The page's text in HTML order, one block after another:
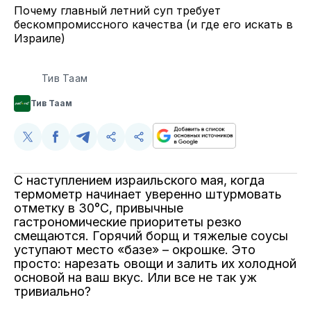
Почему главный летний суп требует
бескомпромиссного качества (и где его искать в
Израиле)
Тив Таам
Тив Таам
Поделиться
Twitter
Поделиться
Facebook
Поделиться
Telegram
Поделиться
WhatsApp
Скопируйте
поделитесь
ссылкой
С наступлением израильского мая, когда
термометр начинает уверенно штурмовать
отметку в 30°C, привычные
гастрономические приоритеты резко
смещаются. Горячий борщ и тяжелые соусы
уступают место «базе» – окрошке. Это
просто: нарезать овощи и залить их холодной
основой на ваш вкус. Или все не так уж
тривиально?